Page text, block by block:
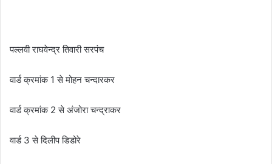
पल्लवी राघवेन्द्र तिवारी सरपंच
वार्ड क्रमांक 1 से मोहन चन्दारकर
वार्ड क्रमांक 2 से अंजोरा चन्द्राकर
वार्ड 3 से दिलीप डिडोरे